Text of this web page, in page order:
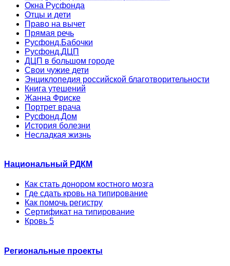
Окна Русфонда
Отцы и дети
Право на вычет
Прямая речь
Русфонд.Бабочки
Русфонд.ДЦП
ДЦП в большом городе
Свои чужие дети
Энциклопедия российской благотворительности
Книга утешений
Жанна Фриске
Портрет врача
Русфонд.Дом
История болезни
Несладкая жизнь
Национальный РДКМ
Как стать донором костного мозга
Где сдать кровь на типирование
Как помочь регистру
Сертификат на типирование
Кровь 5
Региональные проекты